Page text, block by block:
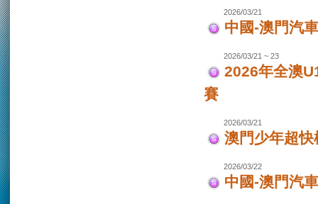
2026/03/21
中國-澳門汽
2026/03/21 ~ 23
2026年全澳
賽
2026/03/21
澳門少年超快
2026/03/22
中國-澳門汽